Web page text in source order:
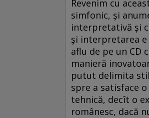
Revenim cu
simfonic, şi
interpretativă şi
şi interpretarea
aflu de pe un CD
manieră
putut delimita
spre a satisface
tehnică, decît o
românesc, dacă